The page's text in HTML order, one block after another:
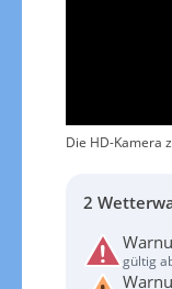
Die HD-Kamera
2
gültig